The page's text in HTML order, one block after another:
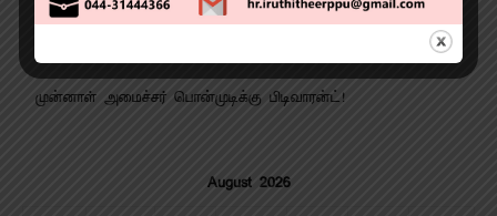
பழனி நில மோசடி…. நால்வருக்கு போலீஸ் காவல்! தொடர்
முன்னாள் அமைச்சர் பொன்முடிக்கு பிடிவாரன்ட்!
August 2026